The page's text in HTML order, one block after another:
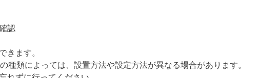
認
きます。
種類によっては、設置方法や設定方法が異なる場合があります。